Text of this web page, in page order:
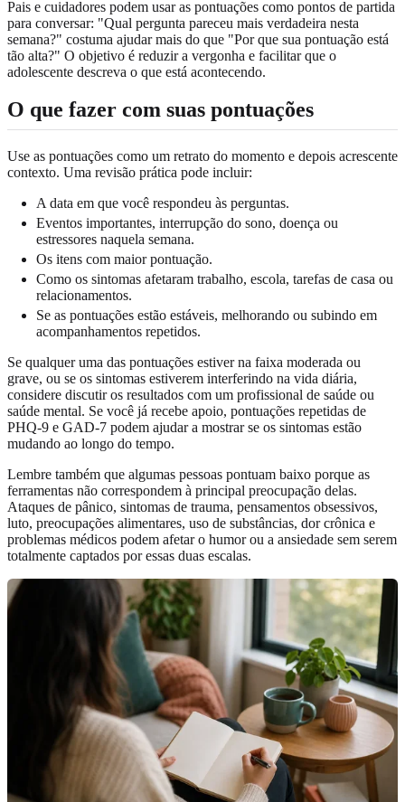
Pais e cuidadores podem usar as pontuações como pontos de partida
para conversar: "Qual pergunta pareceu mais verdadeira nesta
semana?" costuma ajudar mais do que "Por que sua pontuação está
tão alta?" O objetivo é reduzir a vergonha e facilitar que o
adolescente descreva o que está acontecendo.
O que fazer com suas pontuações
Use as pontuações como um retrato do momento e depois acrescente
contexto. Uma revisão prática pode incluir:
A data em que você respondeu às perguntas.
Eventos importantes, interrupção do sono, doença ou
estressores naquela semana.
Os itens com maior pontuação.
Como os sintomas afetaram trabalho, escola, tarefas de casa ou
relacionamentos.
Se as pontuações estão estáveis, melhorando ou subindo em
acompanhamentos repetidos.
Se qualquer uma das pontuações estiver na faixa moderada ou
grave, ou se os sintomas estiverem interferindo na vida diária,
considere discutir os resultados com um profissional de saúde ou
saúde mental. Se você já recebe apoio, pontuações repetidas de
PHQ-9 e GAD-7 podem ajudar a mostrar se os sintomas estão
mudando ao longo do tempo.
Lembre também que algumas pessoas pontuam baixo porque as
ferramentas não correspondem à principal preocupação delas.
Ataques de pânico, sintomas de trauma, pensamentos obsessivos,
luto, preocupações alimentares, uso de substâncias, dor crônica e
problemas médicos podem afetar o humor ou a ansiedade sem serem
totalmente captados por essas duas escalas.